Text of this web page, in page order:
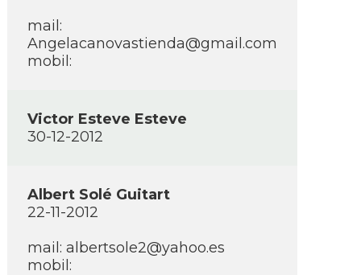
mail:
Angelacanovastienda@gmail.com
mobil:
Victor Esteve Esteve
30-12-2012
Albert Solé Guitart
22-11-2012
mail: albertsole2@yahoo.es
mobil: